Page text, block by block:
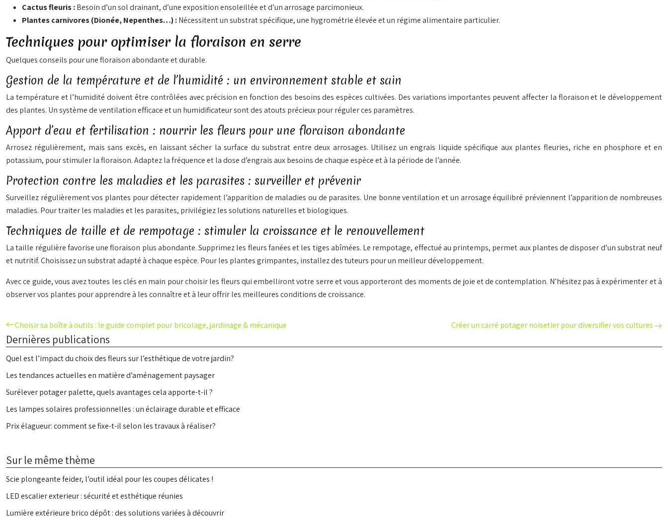
Cactus fleuris :Besoin d’un sol drainant, d’une exposition ensoleillée et d’un arrosage parcimonieux.
Plantes carnivores (Dionée, Nepenthes…) :Nécessitent un substrat spécifique, une hygrométrie élevée et un régime alimentaire particulier.
Techniques pour optimiser la floraison en serre
Quelques conseils pour une floraison abondante et durable.
Gestion de la température et de l’humidité : un environnement stable et sain
La température et l’humidité doivent être contrôlées avec précision en fonction des besoins des espèces cultivées. Des variations importantes peuvent affecter la floraison et le développement
des plantes. Un système de ventilation efficace et un humidificateur sont des atouts précieux pour réguler ces paramètres.
Apport d’eau et fertilisation : nourrir les fleurs pour une floraison abondante
Arrosez régulièrement, mais sans excès, en laissant sécher la surface du substrat entre deux arrosages. Utilisez un engrais liquide spécifique aux plantes fleuries, riche en phosphore et en
potassium, pour stimuler la floraison. Adaptez la fréquence et la dose d’engrais aux besoins de chaque espèce et à la période de l’année.
Protection contre les maladies et les parasites : surveiller et prévenir
Surveillez régulièrement vos plantes pour détecter rapidement l’apparition de maladies ou de parasites. Une bonne ventilation et un arrosage équilibré préviennent l’apparition de nombreuses
maladies. Pour traiter les maladies et les parasites, privilégiez les solutions naturelles et biologiques.
Techniques de taille et de rempotage : stimuler la croissance et le renouvellement
La taille régulière favorise une floraison plus abondante. Supprimez les fleurs fanées et les tiges abîmées. Le rempotage, effectué au printemps, permet aux plantes de disposer d’un substrat neuf
et nutritif. Choisissez un substrat adapté à chaque espèce. Pour les plantes grimpantes, installez des tuteurs pour un meilleur développement.
Avec ce guide, vous avez toutes les clés en main pour choisir les fleurs qui embelliront votre serre et vous apporteront des moments de joie et de contemplation. N’hésitez pas à expérimenter et à
observer vos plantes pour apprendre à les connaître et à leur offrir les meilleures conditions de croissance.
Choisir sa boîte à outils : le guide complet pour bricolage, jardinage & mécanique Créer un carré potager noisetier pour diversifier vos cultures
Dernières publications
Quel est l’impact du choix des fleurs sur l’esthétique de votre jardin?
Les tendances actuelles en matière d’aménagement paysager
Surélever potager palette, quels avantages cela apporte-t-il ?
Les lampes solaires professionnelles : un éclairage durable et efficace
Prix élagueur: comment se fixe-t-il selon les travaux à réaliser?
Sur le même thème
Scie plongeante feider, l’outil idéal pour les coupes délicates !
LED escalier exterieur : sécurité et esthétique réunies
Lumière extérieure brico dépôt : des solutions variées à découvrir